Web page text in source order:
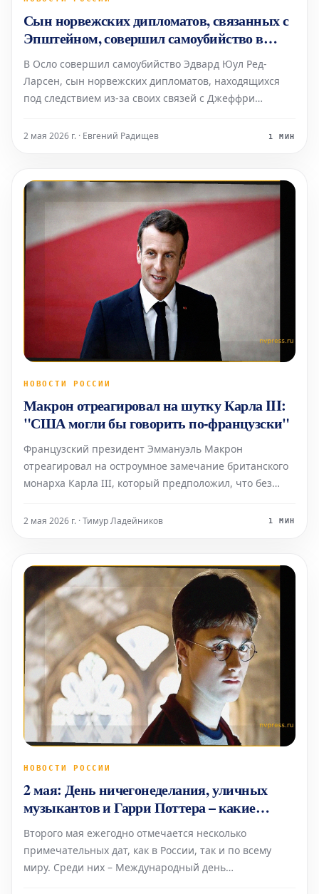
Сын норвежских дипломатов, связанных с
Эпштейном, совершил самоубийство в
Осло
В Осло совершил самоубийство Эдвард Юул Ред-
Ларсен, сын норвежских дипломатов, находящихся
под следствием из-за своих связей с Джеффри
апреля. Трагедия произошла на фоне раскрытия
2 мая 2026 г. · Евгений Радищев 1 МИН
НОВОСТИ РОССИИ
Макрон отреагировал на шутку Карла III:
"США могли бы говорить по-французски"
Французский президент Эммануэль Макрон
отреагировал на остроумное замечание британского
монарха Карла III, который предположил, что без
говорить по-французски. Своим мнением Макрон
2 мая 2026 г. · Тимур Ладейников 1 МИН
НОВОСТИ РОССИИ
2 мая: День ничегонеделания, уличных
музыкантов и Гарри Поттера – какие
праздники отмечают в России и мире
Второго мая ежегодно отмечается несколько
примечательных дат, как в России, так и по всему
миру. Среди них – Международный день